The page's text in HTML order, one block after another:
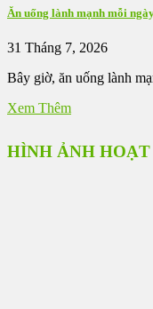
Ăn uống lành mạnh mỗi
31 Tháng 7, 2026
Bây giờ, ăn uống lành
Xem Thêm
HÌNH ẢNH